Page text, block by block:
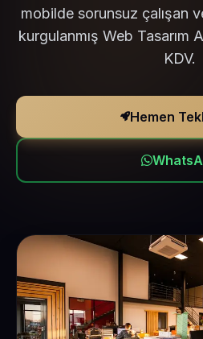
mobilde sorunsuz çalışan
kurgulanmış Web Tasarım
KDV.
Hemen